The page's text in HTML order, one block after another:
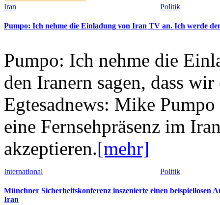
Iran
Politik
Pumpo: Ich nehme die Einladung von Iran TV an. Ich werde
Pumpo: Ich nehme die
den Iranern sagen, dass
Egtesadnews: Mike
eine Fernsehpräsenz im
akzeptieren.[mehr]
International Politik
Münchner Sicherheitskonferenz inszenierte einen
Iran